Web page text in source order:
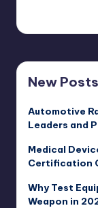
New Posts
Automotive
Leaders and
Medical
Certification
Why Test
Weapon in